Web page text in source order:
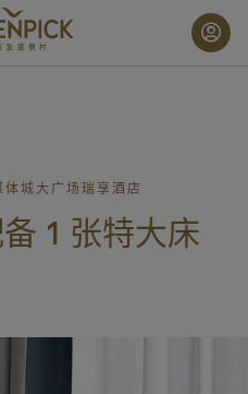
城大广场瑞享酒店
1 张特大床